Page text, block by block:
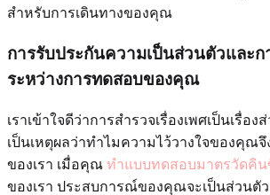
สำหรับการเดินทางของคุณ
การรับประกันความเป็นส่วนตัวและก
ระหว่างการทดสอบของคุณ
เราเข้าใจดีว่าการสำรวจเรื่องเพศเป็นเรื่อ
เป็นเหตุผลว่าทำไมความไว้วางใจของคุณ
ของเรา เมื่อคุณ ทำแบบทดสอบมาตรวัดคิน
ของเรา ประสบการณ์ของคุณจะเป็นส่วนตั